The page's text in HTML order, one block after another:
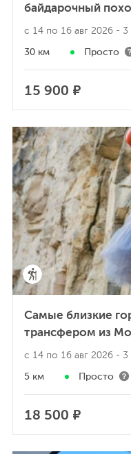
байдарочный
с 14 по 16 авг 2026 - 3
30 км Просто
15 900 ₽
Самые близкие
трансфером из
с 14 по 16 авг 2026 - 3
5 км Просто
18 500 ₽